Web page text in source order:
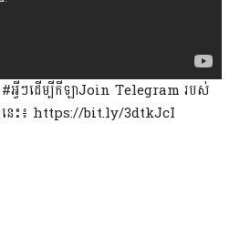
អ្វីៗដើម្បីកីឡាJoin Telegram របស់
េះ៖ https://bit.ly/3dtkJcI